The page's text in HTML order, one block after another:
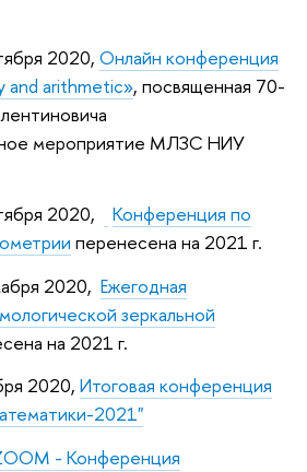
2020, Онлайн конференция
and arithmetic», посвященная 70-
мероприятие МЛЗС НИУ
2020,
Конференция по
перенесена на 2021 г.
2020, Ежегодная
зеркальной
на 2021 г.
2020, Итоговая конференция
2021"
- Конференция